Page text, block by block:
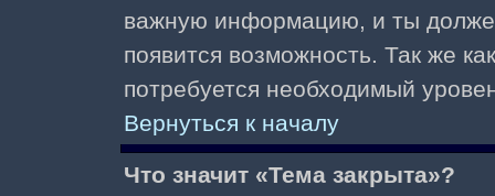
важную информацию, и ты
появится возможность. Так же
потребуется необходимый
Вернуться к началу
Что значит «Тема закрыта»?